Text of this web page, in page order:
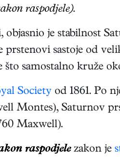
raspodjele).
objasnio je stabilnost
prstenovi sastoje od
što samostalno kruže
Society od 1861. Po
Montes), Saturnov
Maxwell).
raspodjelezakon je